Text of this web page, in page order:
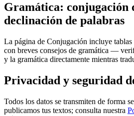
Gramática: conjugación
declinación de palabras
La página de Conjugación incluye
con breves consejos de gramática —
y la gramática directamente mientras
Privacidad y seguridad
Todos los datos se transmiten de forma
publicamos tus textos; consulta nuestra